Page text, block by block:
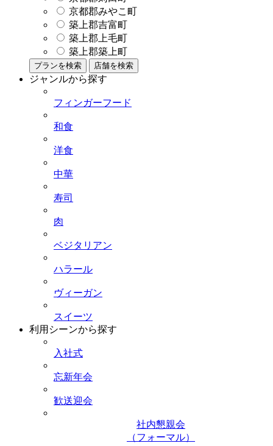
京都郡みやこ町
築上郡吉富町
築上郡上毛町
築上郡築上町
プランを検索 店舗を検索
ジャンルから探す
フィンガーフード
和食
洋食
中華
寿司
肉
ベジタリアン
ハラール
ヴィーガン
スイーツ
利用シーンから探す
入社式
忘新年会
歓送迎会
社内懇親会
（フォーマル）